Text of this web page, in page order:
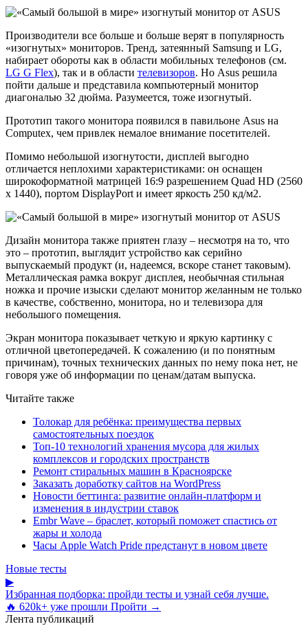
Производители все больше и больше верят в популярность
«изогнутых» мониторов. Тренд, затеянный Samsung и LG,
набирает обороты как в области мобильных телефонов (см.
LG G Flex), так и в области телевизоров. Но Asus решила
пойти дальше и представила компьютерный монитор
диагональю 32 дюйма. Разумеется, тоже изогнутый.
Прототип такого монитора появился в павильоне Asus на
Computex, чем привлек немалое внимание посетителей.
Помимо небольшой изогнутости, дисплей выгодно
отличается неплохими характеристиками: он оснащен
широкоформатной матрицей 16:9 разрешением Quad HD (2560
x 1440), портом DisplayPort и имеет яркость 250 кд/м2.
Дизайн монитора также приятен глазу – несмотря на то, что
это – прототип, выглядит устройство как серийно
выпускаемый продукт (и, надеемся, вскоре станет таковым).
Металлическая рамка вокруг дисплея, необычная стильная
ножка и прочие изыски сделают монитор желанным не только
в качестве, собственно, монитора, но и телевизора для
небольшого помещения.
Экран монитора показывает четкую и яркую картинку с
отличной цветопередачей. К сожалению (и по понятным
причинам), точных технических данных по нему пока нет, не
говоря уже об информации по ценам/датам выпуска.
Читайте также
Толокар для ребёнка: преимущества первых
самостоятельных поездок
Топ-10 технологий хранения мусора для жилых
комплексов и городских пространств
Ремонт стиральных машин в Красноярске
Заказать доработку сайтов на WordPress
Новости беттинга: развитие онлайн-платформ и
изменения в индустрии ставок
Embr Wave – браслет, который поможет спастись от
жары и холода
Часы Apple Watch Pride предстанут в новом цвете
Новые тесты
▶
Избранная подборка: пройди тесты и узнай себя лучше.
🔥 620k+ уже прошли Пройти →
Лента публикаций